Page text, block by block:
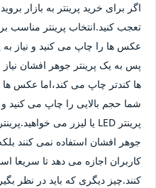
اگر برای خرید پرینتر به بازار
تعجب کنید.انتخاب پرینتر مناسب
عکس ها را چاپ می کنید و نیاز به
پس به یک پرینتر جوهر افشان
ها کندتر چاپ می کند،اما عکس ها
شما حجم بالایی را چاپ می کنید
جوهر افشان استفاده نمی کنند
کاربران اجازه می دهد تا سریعا
کنند.چیز دیگری که باید در نظر